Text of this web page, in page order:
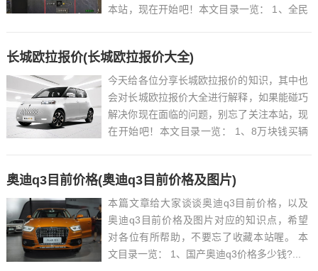
本站，现在开始吧！本文目录一览： 1、全民
长城欧拉报价(长城欧拉报价大全)
今天给各位分享长城欧拉报价的知识，其中也
会对长城欧拉报价大全进行解释，如果能碰巧
解决你现在面临的问题，别忘了关注本站，现
在开始吧！本文目录一览： 1、8万块钱买辆
奥迪q3目前价格(奥迪q3目前价格及图片)
本篇文章给大家谈谈奥迪q3目前价格，以及
奥迪q3目前价格及图片对应的知识点，希望
对各位有所帮助，不要忘了收藏本站喔。 本
文目录一览： 1、国产奥迪q3价格多少钱?...